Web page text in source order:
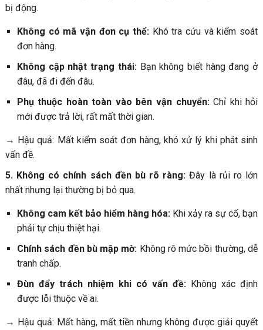
bị động.
Không có mã vận đơn cụ thể: Khó tra cứu và kiểm soát
đơn hàng.
Không cập nhật trạng thái:Bạn không biết hàng đang ở
đâu, đã đi đến đâu.
Phụ thuộc hoàn toàn vào bên vận chuyển:Chỉ khi hỏi
mới được trả lời, rất mất thời gian.
→ Hậu quả: Mất kiểm soát đơn hàng, khó xử lý khi phát sinh
vấn đề.
5. Không có chính sách đền bù rõ ràng:Đây là rủi ro lớn
nhất nhưng lại thường bị bỏ qua.
Không cam kết bảo hiểm hàng hóa: Khi xảy ra sự cố, bạn
phải tự chịu thiệt hại.
Chính sách đền bù mập mờ: Không rõ mức bồi thường, dễ
tranh chấp.
Đùn đẩy trách nhiệm khi có vấn đề: Không xác định
được lỗi thuộc về ai.
→ Hậu quả: Mất hàng, mất tiền nhưng không được giải quyết